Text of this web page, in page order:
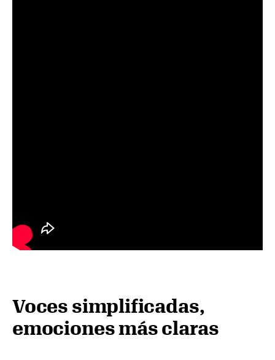
Voces simplificadas,
emociones más claras